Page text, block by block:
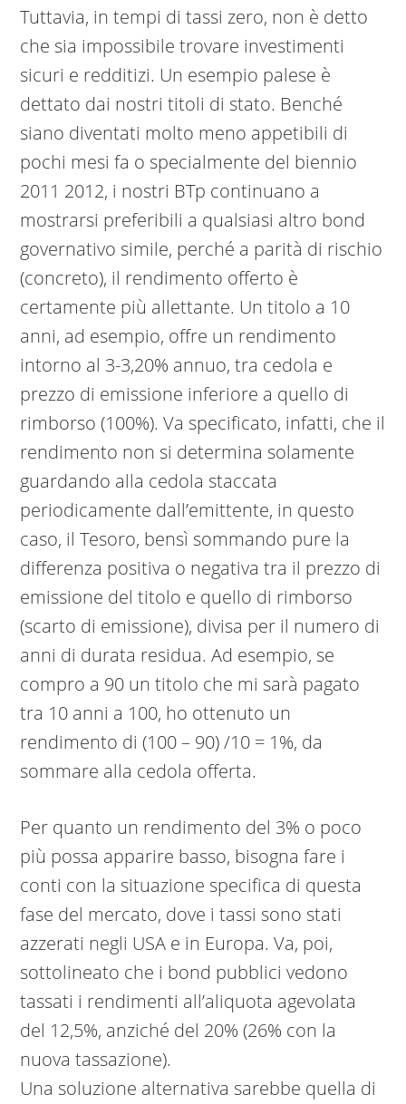
Tuttavia, in tempi di tassi zero, non è detto
che sia impossibile trovare investimenti
sicuri e redditizi. Un esempio palese è
dettato dai nostri titoli di stato. Benché
siano diventati molto meno appetibili di
pochi mesi fa o specialmente del biennio
2011 2012, i nostri BTp continuano a
mostrarsi preferibili a qualsiasi altro bond
governativo simile, perché a parità di rischio
(concreto), il rendimento offerto è
certamente più allettante. Un titolo a 10
anni, ad esempio, offre un rendimento
intorno al 3-3,20% annuo, tra cedola e
prezzo di emissione inferiore a quello di
rimborso (100%). Va specificato, infatti, che il
rendimento non si determina solamente
guardando alla cedola staccata
periodicamente dall’emittente, in questo
caso, il Tesoro, bensì sommando pure la
differenza positiva o negativa tra il prezzo di
emissione del titolo e quello di rimborso
(scarto di emissione), divisa per il numero di
anni di durata residua. Ad esempio, se
compro a 90 un titolo che mi sarà pagato
tra 10 anni a 100, ho ottenuto un
rendimento di (100 – 90) /10 = 1%, da
sommare alla cedola offerta.
Per quanto un rendimento del 3% o poco
più possa apparire basso, bisogna fare i
conti con la situazione specifica di questa
fase del mercato, dove i tassi sono stati
azzerati negli USA e in Europa. Va, poi,
sottolineato che i bond pubblici vedono
tassati i rendimenti all’aliquota agevolata
del 12,5%, anziché del 20% (26% con la
nuova tassazione).
Una soluzione alternativa sarebbe quella di